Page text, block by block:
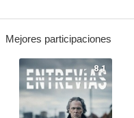
Mejores participaciones
8.1